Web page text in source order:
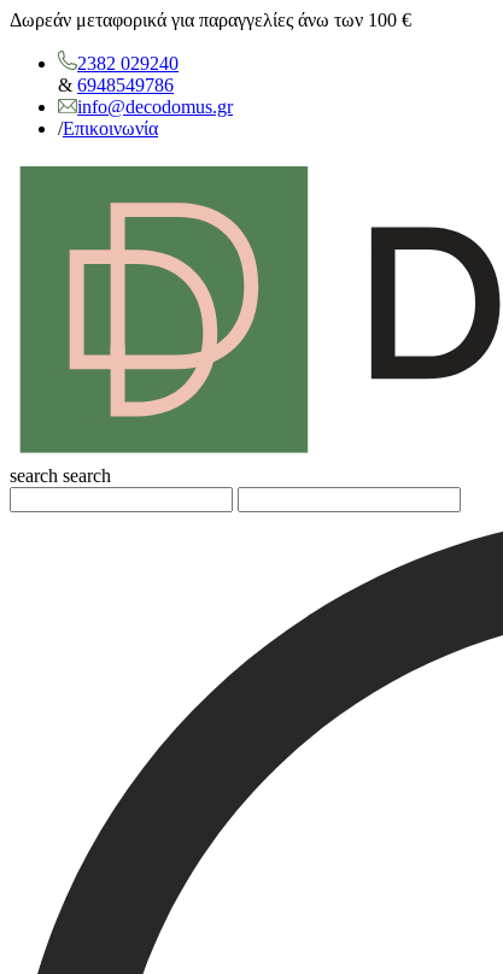
Δωρεάν μεταφορικά για παραγγελίες άνω των 100 €
2382 029240
& 6948549786
info@decodomus.gr
/Επικοινωνία
search search